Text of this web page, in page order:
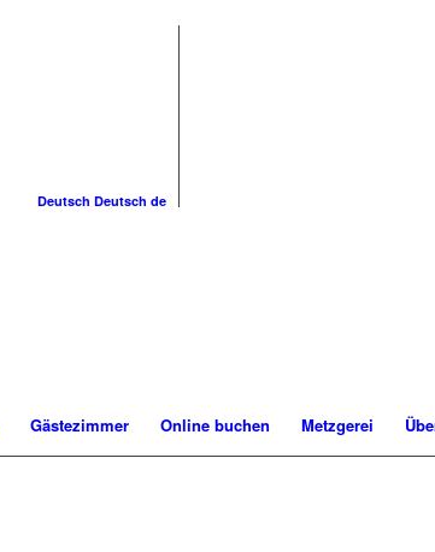
Deutsch Deutsch de
Gästezimmer Online buchen Metzgerei